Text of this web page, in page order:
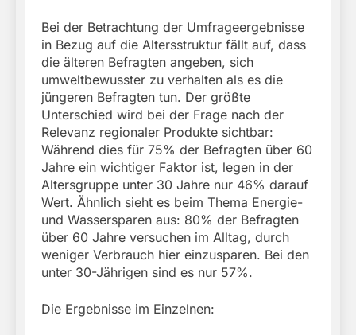
Bei der Betrachtung der Umfrageergebnisse
in Bezug auf die Altersstruktur fällt auf, dass
die älteren Befragten angeben, sich
umweltbewusster zu verhalten als es die
jüngeren Befragten tun. Der größte
Unterschied wird bei der Frage nach der
Relevanz regionaler Produkte sichtbar:
Während dies für 75% der Befragten über 60
Jahre ein wichtiger Faktor ist, legen in der
Altersgruppe unter 30 Jahre nur 46% darauf
Wert. Ähnlich sieht es beim Thema Energie-
und Wassersparen aus: 80% der Befragten
über 60 Jahre versuchen im Alltag, durch
weniger Verbrauch hier einzusparen. Bei den
unter 30-Jährigen sind es nur 57%.
Die Ergebnisse im Einzelnen: